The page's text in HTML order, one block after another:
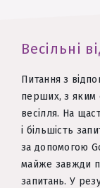
Весільні
Питання з
перших, з яким
весілля. На
і більшість
за допомогою
майже завжди
запитань. У